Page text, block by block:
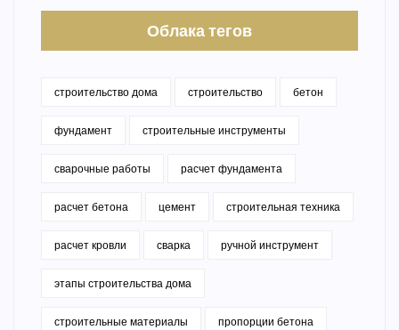
Облака тегов
строительство дома строительство бетон
фундамент строительные инструменты
сварочные работы расчет фундамента
расчет бетона цемент строительная техника
расчет кровли сварка ручной инструмент
этапы строительства дома
строительные материалы пропорции бетона